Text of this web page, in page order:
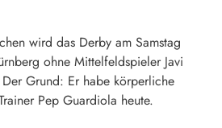
wird das Derby am Samstag
ohne Mittelfeldspieler Javi
Grund: Er habe körperliche
Pep Guardiola heute.